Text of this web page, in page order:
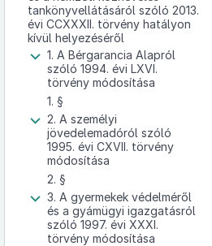
tankönyvellátásáról szóló 2013.
évi CCXXXII. törvény hatályon
kívül helyezéséről
1. A Bérgarancia Alapról
szóló 1994. évi LXVI.
törvény módosítása
1. §
2. A személyi
jövedelemadóról szóló
1995. évi CXVII. törvény
módosítása
2. §
3. A gyermekek védelméről
és a gyámügyi igazgatásról
szóló 1997. évi XXXI.
törvény módosítása